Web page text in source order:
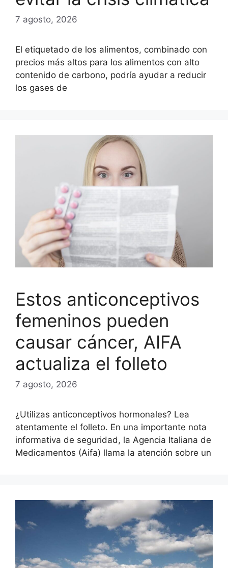
7 agosto, 2026
El etiquetado de los alimentos, combinado con
precios más altos para los alimentos con alto
contenido de carbono, podría ayudar a reducir
los gases de
Estos anticonceptivos
femeninos pueden
causar cáncer, AIFA
actualiza el folleto
7 agosto, 2026
¿Utilizas anticonceptivos hormonales? Lea
atentamente el folleto. En una importante nota
informativa de seguridad, la Agencia Italiana de
Medicamentos (Aifa) llama la atención sobre un